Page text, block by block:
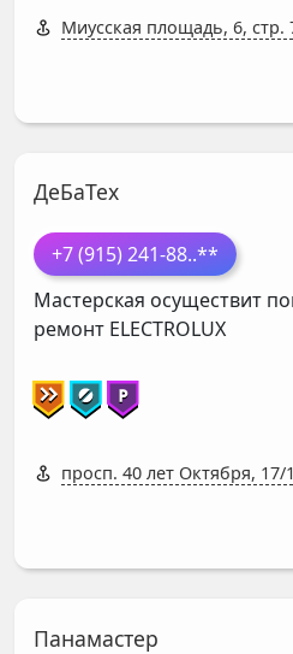
Миусская площадь, 6, стр.
ДеБаТех
+7 (915) 241-88..**
Мастерская осуществит
ремонт ELECTROLUX
просп. 40 лет Октября, 17/
Панамастер